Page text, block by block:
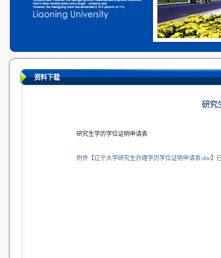
资料下载
研究
研究生学历学位证明申请表
附件【辽宁大学研究生办理学历学位证明申请表.doc】